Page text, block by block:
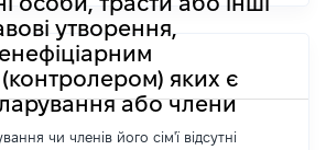
утворення,
яких є
або члени
чи членів його сім'ї відсутні